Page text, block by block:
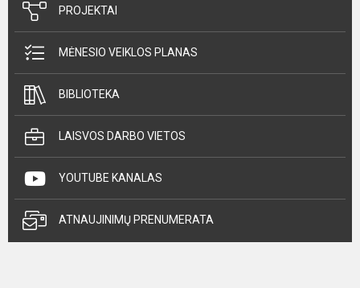
PROJEKTAI
MĖNESIO VEIKLOS PLANAS
BIBLIOTEKA
LAISVOS DARBO VIETOS
YOUTUBE KANALAS
ATNAUJINIMŲ PRENUMERATA